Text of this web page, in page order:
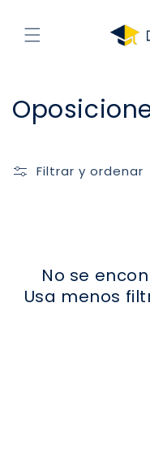
al contenido
C
l
Filtrar y ordenar
No se
Usa menos